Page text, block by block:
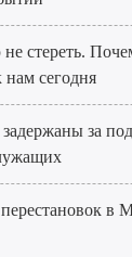
стереть.
нам сегодня
за
в